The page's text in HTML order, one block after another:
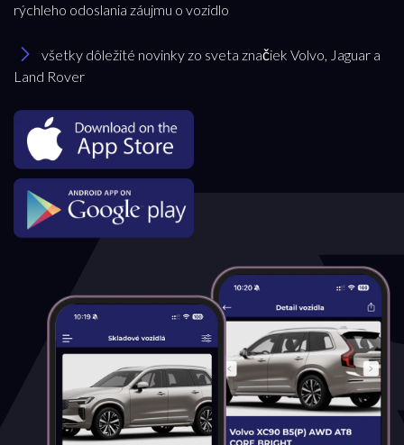
rýchleho odoslania záujmu o vozidlo
všetky dôležité novinky zo sveta značiek Volvo, Jaguar a
Land Rover